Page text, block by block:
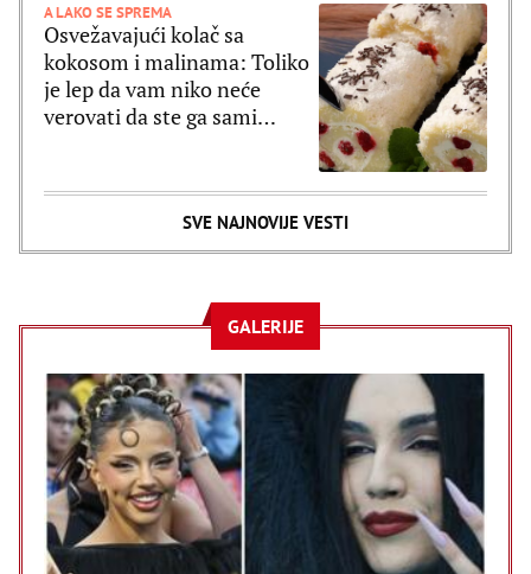
A LAKO SE SPREMA
Osvežavajući kolač sa
kokosom i malinama: Toliko
je lep da vam niko neće
verovati da ste ga sami
SVE NAJNOVIJE VESTI
GALERIJE